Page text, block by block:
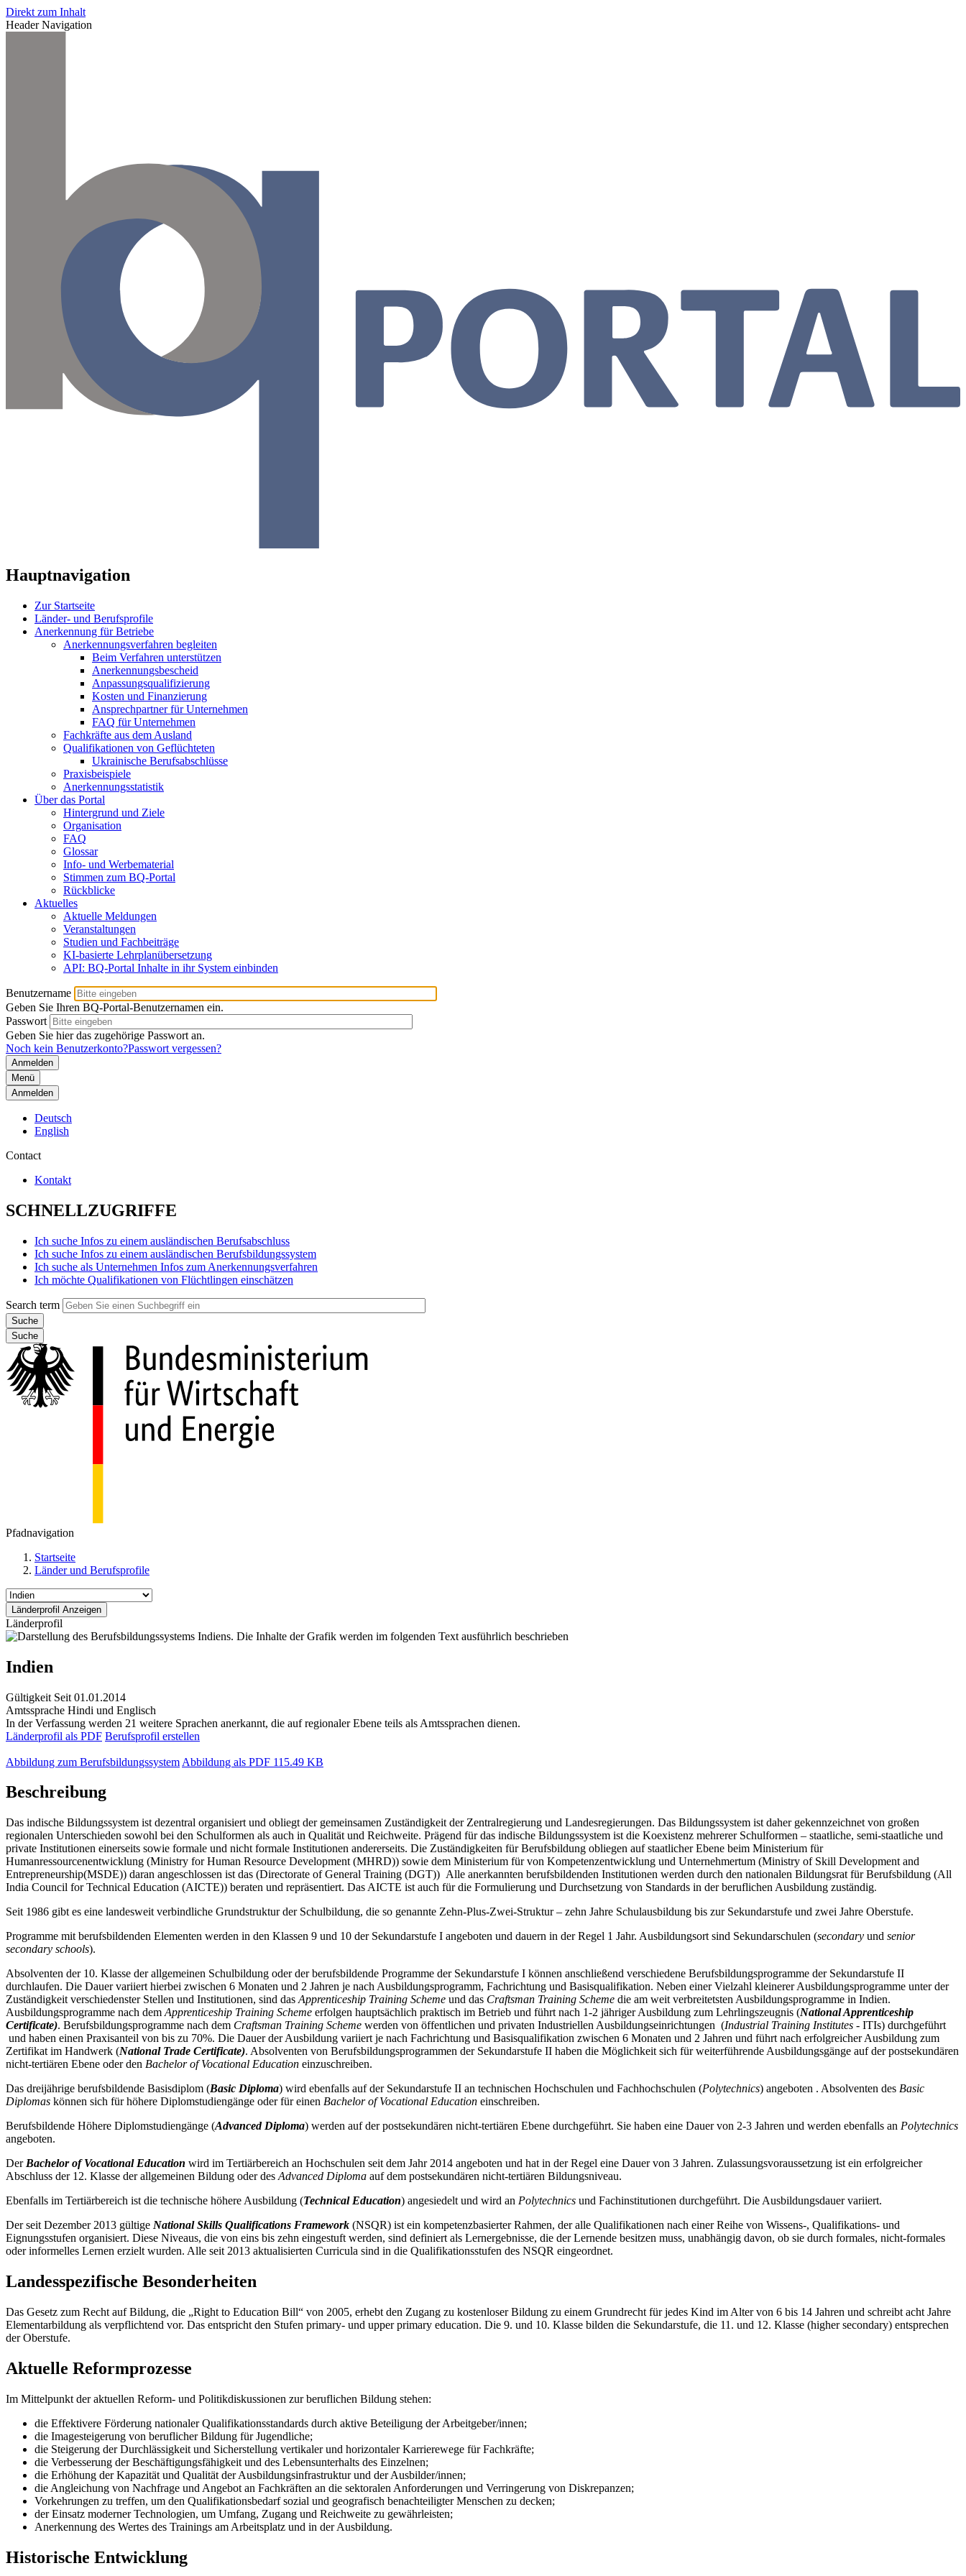
Direkt zum Inhalt
Header Navigation
Hauptnavigation
Zur Startseite
Länder- und Berufsprofile
Anerkennung für Betriebe
Anerkennungsverfahren begleiten
Beim Verfahren unterstützen
Anerkennungsbescheid
Anpassungsqualifizierung
Kosten und Finanzierung
Ansprechpartner für Unternehmen
FAQ für Unternehmen
Fachkräfte aus dem Ausland
Qualifikationen von Geflüchteten
Ukrainische Berufsabschlüsse
Praxisbeispiele
Anerkennungsstatistik
Über das Portal
Hintergrund und Ziele
Organisation
FAQ
Glossar
Info- und Werbematerial
Stimmen zum BQ-Portal
Rückblicke
Aktuelles
Aktuelle Meldungen
Veranstaltungen
Studien und Fachbeiträge
KI-basierte Lehrplanübersetzung
API: BQ-Portal Inhalte in ihr System einbinden
Benutzername
Geben Sie Ihren BQ-Portal-Benutzernamen ein.
Passwort
Geben Sie hier das zugehörige Passwort an.
Noch kein Benutzerkonto?Passwort vergessen?
Menü
Anmelden
Deutsch
English
Contact
Kontakt
SCHNELLZUGRIFFE
Ich suche Infos zu einem ausländischen Berufsabschluss
Ich suche Infos zu einem ausländischen Berufsbildungssystem
Ich suche als Unternehmen Infos zum Anerkennungsverfahren
Ich möchte Qualifikationen von Flüchtlingen einschätzen
Search term
Suche
Pfadnavigation
Startseite
Länder und Berufsprofile
Länderprofil
Indien
Gültigkeit Seit 01.01.2014
Amtssprache Hindi und Englisch
In der Verfassung werden 21 weitere Sprachen anerkannt, die auf regionaler Ebene teils als Amtssprachen dienen.
Länderprofil als PDF Berufsprofil erstellen
Abbildung zum Berufsbildungssystem Abbildung als PDF 115.49 KB
Beschreibung
Das indische Bildungssystem ist dezentral organisiert und obliegt der gemeinsamen Zuständigkeit der Zentralregierung und Landesregierungen. Das Bildungssystem ist daher gekennzeichnet von großen
regionalen Unterschieden sowohl bei den Schulformen als auch in Qualität und Reichweite. Prägend für das indische Bildungssystem ist die Koexistenz mehrerer Schulformen – staatliche, semi-staatliche und
private Institutionen einerseits sowie formale und nicht formale Institutionen andererseits. Die Zuständigkeiten für Berufsbildung obliegen auf staatlicher Ebene beim Ministerium für
Humanressourcenentwicklung (Ministry for Human Resource Development (MHRD)) sowie dem Ministerium für von Kompetenzentwicklung und Unternehmertum (Ministry of Skill Development and
Entrepreneurship(MSDE)) daran angeschlossen ist das (Directorate of General Training (DGT)) Alle anerkannten berufsbildenden Institutionen werden durch den nationalen Bildungsrat für Berufsbildung (All
India Council for Technical Education (AICTE)) beraten und repräsentiert. Das AICTE ist auch für die Formulierung und Durchsetzung von Standards in der beruflichen Ausbildung zuständig.
Seit 1986 gibt es eine landesweit verbindliche Grundstruktur der Schulbildung, die so genannte Zehn-Plus-Zwei-Struktur – zehn Jahre Schulausbildung bis zur Sekundarstufe und zwei Jahre Oberstufe.
Programme mit berufsbildenden Elementen werden in den Klassen 9 und 10 der Sekundarstufe I angeboten und dauern in der Regel 1 Jahr. Ausbildungsort sind Sekundarschulen (secondary und senior
secondary schools).
Absolventen der 10. Klasse der allgemeinen Schulbildung oder der berufsbildende Programme der Sekundarstufe I können anschließend verschiedene Berufsbildungsprogramme der Sekundarstufe II
durchlaufen. Die Dauer variiert hierbei zwischen 6 Monaten und 2 Jahren je nach Ausbildungsprogramm, Fachrichtung und Basisqualifikation. Neben einer Vielzahl kleinerer Ausbildungsprogramme unter der
Zuständigkeit verschiedenster Stellen und Institutionen, sind das Apprenticeship Training Scheme und das Craftsman Training Scheme die am weit verbreitetsten Ausbildungsprogramme in Indien.
Ausbildungsprogramme nach dem Apprenticeship Training Scheme erfolgen hauptsächlich praktisch im Betrieb und führt nach 1-2 jähriger Ausbildung zum Lehrlingszeugnis (National Apprenticeship
Certificate). Berufsbildungsprogramme nach dem Craftsman Training Scheme werden von öffentlichen und privaten Industriellen Ausbildungseinrichtungen (Industrial Training Institutes - ITIs) durchgeführt
und haben einen Praxisanteil von bis zu 70%. Die Dauer der Ausbildung variiert je nach Fachrichtung und Basisqualifikation zwischen 6 Monaten und 2 Jahren und führt nach erfolgreicher Ausbildung zum
Zertifikat im Handwerk (National Trade Certificate). Absolventen von Berufsbildungsprogrammen der Sekundarstufe II haben die Möglichkeit sich für weiterführende Ausbildungsgänge auf der postsekundären
nicht-tertiären Ebene oder den Bachelor of Vocational Education einzuschreiben.
Das dreijährige berufsbildende Basisdiplom (Basic Diploma) wird ebenfalls auf der Sekundarstufe II an technischen Hochschulen und Fachhochschulen (Polytechnics) angeboten . Absolventen des Basic
Diplomas können sich für höhere Diplomstudiengänge oder für einen Bachelor of Vocational Education einschreiben.
Berufsbildende Höhere Diplomstudiengänge (Advanced Diploma) werden auf der postsekundären nicht-tertiären Ebene durchgeführt. Sie haben eine Dauer von 2-3 Jahren und werden ebenfalls an Polytechnics
angeboten.
Der Bachelor of Vocational Education wird im Tertiärbereich an Hochschulen seit dem Jahr 2014 angeboten und hat in der Regel eine Dauer von 3 Jahren. Zulassungsvoraussetzung ist ein erfolgreicher
Abschluss der 12. Klasse der allgemeinen Bildung oder des Advanced Diploma auf dem postsekundären nicht-tertiären Bildungsniveau.
Ebenfalls im Tertiärbereich ist die technische höhere Ausbildung (Technical Education) angesiedelt und wird an Polytechnics und Fachinstitutionen durchgeführt. Die Ausbildungsdauer variiert.
Der seit Dezember 2013 gültige National Skills Qualifications Framework (NSQR) ist ein kompetenzbasierter Rahmen, der alle Qualifikationen nach einer Reihe von Wissens-, Qualifikations- und
Eignungsstufen organisiert. Diese Niveaus, die von eins bis zehn eingestuft werden, sind definiert als Lernergebnisse, die der Lernende besitzen muss, unabhängig davon, ob sie durch formales, nicht-formales
oder informelles Lernen erzielt wurden. Alle seit 2013 aktualisierten Curricula sind in die Qualifikationsstufen des NSQR eingeordnet.
Landesspezifische Besonderheiten
Das Gesetz zum Recht auf Bildung, die „Right to Education Bill“ von 2005, erhebt den Zugang zu kostenloser Bildung zu einem Grundrecht für jedes Kind im Alter von 6 bis 14 Jahren und schreibt acht Jahre
Elementarbildung als verpflichtend vor. Das entspricht den Stufen primary- und upper primary education. Die 9. und 10. Klasse bilden die Sekundarstufe, die 11. und 12. Klasse (higher secondary) entsprechen
der Oberstufe.
Aktuelle Reformprozesse
Im Mittelpunkt der aktuellen Reform- und Politikdiskussionen zur beruflichen Bildung stehen:
die Effektivere Förderung nationaler Qualifikationsstandards durch aktive Beteiligung der Arbeitgeber/innen;
die Imagesteigerung von beruflicher Bildung für Jugendliche;
die Steigerung der Durchlässigkeit und Sicherstellung vertikaler und horizontaler Karrierewege für Fachkräfte;
die Verbesserung der Beschäftigungsfähigkeit und des Lebensunterhalts des Einzelnen;
die Erhöhung der Kapazität und Qualität der Ausbildungsinfrastruktur und der Ausbilder/innen;
die Angleichung von Nachfrage und Angebot an Fachkräften an die sektoralen Anforderungen und Verringerung von Diskrepanzen;
Vorkehrungen zu treffen, um den Qualifikationsbedarf sozial und geografisch benachteiligter Menschen zu decken;
der Einsatz moderner Technologien, um Umfang, Zugang und Reichweite zu gewährleisten;
Anerkennung des Wertes des Trainings am Arbeitsplatz und in der Ausbildung.
Historische Entwicklung